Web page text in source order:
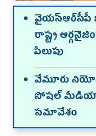
రాష్ట్ర
పిలుపు
వేమూరు
సోషల్ మీడియా
సమావేశం